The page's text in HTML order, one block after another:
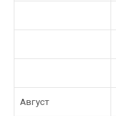
Август